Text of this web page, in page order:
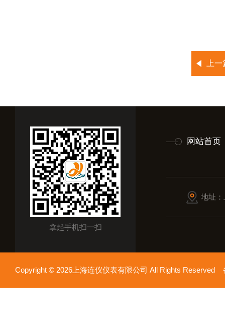
上
拿起手机扫一扫
网站首页
地址
Copyright © 2026上海连仪仪表有限公司 All Rights Reserved